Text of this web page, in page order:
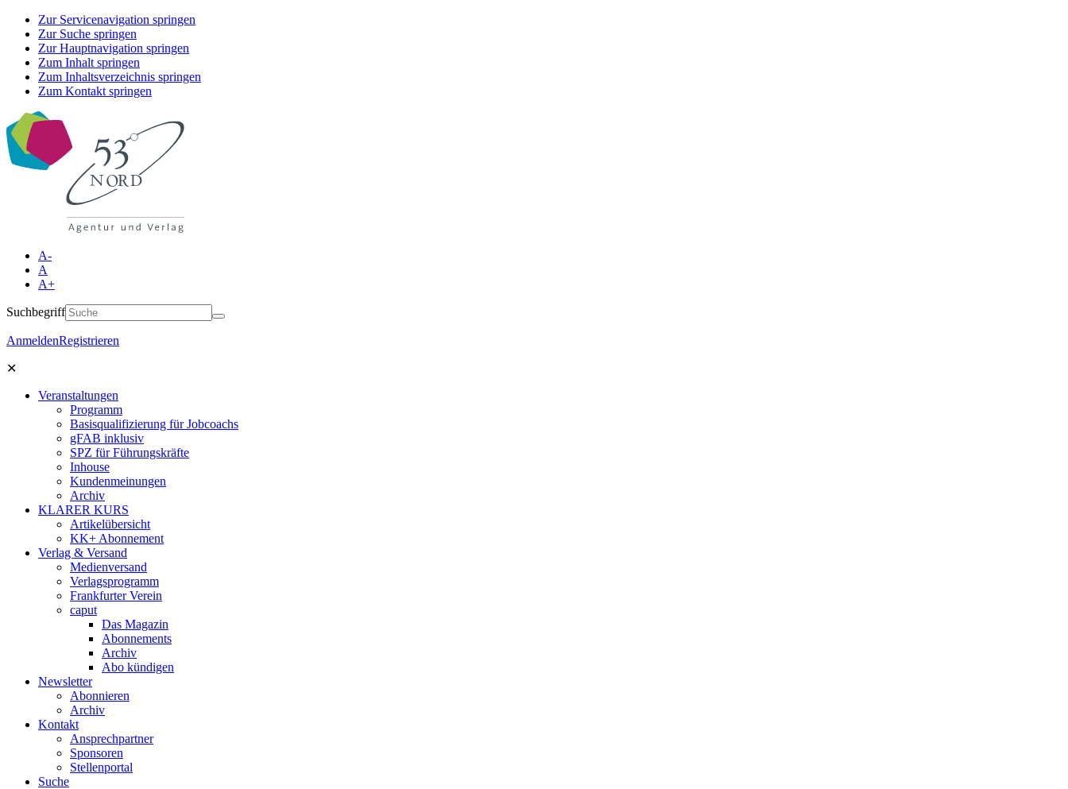
Zur Servicenavigation springen
Zur Suche springen
Zur Hauptnavigation springen
Zum Inhalt springen
Zum Inhaltsverzeichnis springen
Zum Kontakt springen
A-
A
A+
Suchbegriff
AnmeldenRegistrieren
✕
Veranstaltungen
Programm
Basisqualifizierung für Jobcoachs
gFAB inklusiv
SPZ für Führungskräfte
Inhouse
Kundenmeinungen
Archiv
KLARER KURS
Artikelübersicht
KK+ Abonnement
Verlag & Versand
Medienversand
Verlagsprogramm
Frankfurter Verein
caput
Das Magazin
Abonnements
Archiv
Abo kündigen
Newsletter
Abonnieren
Archiv
Kontakt
Ansprechpartner
Sponsoren
Stellenportal
Suche